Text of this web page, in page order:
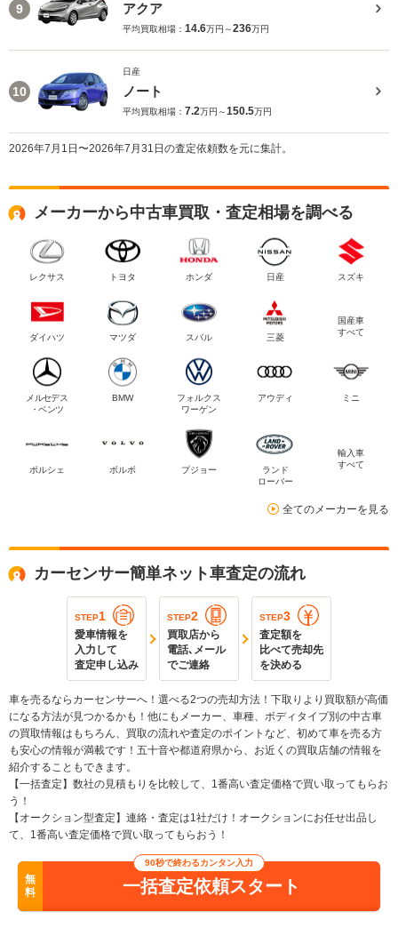
9 アクア
平均買取相場： 14.6万円～236万円
10
日産
ノート
平均買取相場： 7.2万円～150.5万円
2026年7月1日〜2026年7月31日の査定依頼数を元に集計。
メーカーから中古車買取・査定相場を調べる
レクサス トヨタ ホンダ 日産 スズキ
ダイハツ マツダ スバル 三菱
国産車
すべて
メルセデス
・ベンツ
BMW
フォルクス
ワーゲン
アウディ ミニ
ポルシェ ボルボ プジョー
ランド
ローバー
輸入車
すべて
全てのメーカーを見る
カーセンサー簡単ネット車査定の流れ
STEP1
愛車情報を
入力して
査定申し込み
STEP2
買取店から
電話､メール
でご連絡
STEP3
査定額を
比べて売却先
を決める
車を売るならカーセンサーへ！選べる2つの売却方法！下取りより買取額が高価
になる方法が見つかるかも！他にもメーカー、車種、ボディタイプ別の中古車
の買取情報はもちろん、買取の流れや査定のポイントなど、初めて車を売る方
も安心の情報が満載です！五十音や都道府県から、お近くの買取店舗の情報を
紹介することもできます。
【一括査定】数社の見積もりを比較して、1番高い査定価格で買い取ってもらお
う！
【オークション型査定】連絡・査定は1社だけ！オークションにお任せ出品し
て、1番高い査定価格で買い取ってもらおう！
無
料
90秒で終わるカンタン入力
一括査定依頼スタート